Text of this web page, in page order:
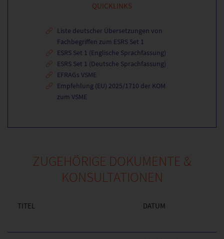
QUICKLINKS
Liste deutscher Übersetzungen von
Fachbegriffen zum ESRS Set 1
ESRS Set 1 (Englische Sprachfassung)
ESRS Set 1 (Deutsche Sprachfassung)
EFRAGs VSME
Empfehlung (EU) 2025/1710 der KOM
zum VSME
ZUGEHÖRIGE DOKUMENTE &
KONSULTATIONEN
TITEL DATUM